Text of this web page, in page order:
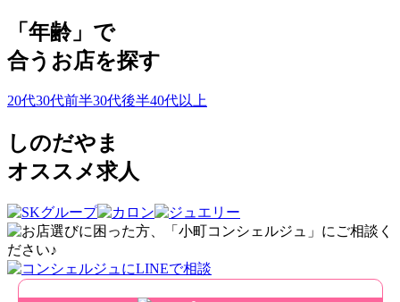
「年齢」で
合うお店を探す
20代30代前半30代後半40代以上
しのだやま
オススメ求人